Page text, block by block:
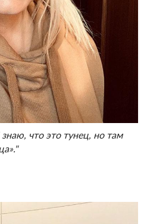
что это тунец, но там